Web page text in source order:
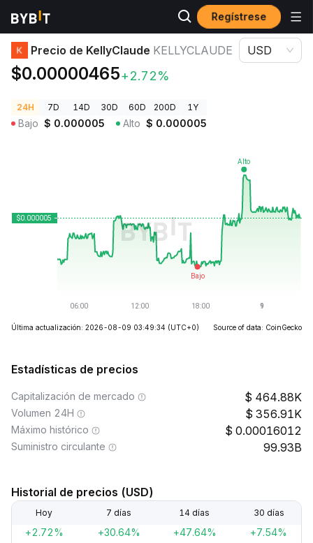
Regístrese
Precios de Criptomonedas Precio de KellyClaude KELLYCLAUDE
Precio de KellyClaude KELLYCLAUDE
$0.00000465+2.72%
USD
24H 7D 14D 30D 60D 200D 1Y
Bajo $ 0.000005 Alto $ 0.000005
Última actualización: 2026-08-09 03:49:34 (UTC+0) Source of data: CoinGecko
Estadísticas de precios
Capitalización de mercado 464.88K
Volumen 24H 356.91K
Máximo histórico 0.00016012
Suministro circulante 99.93B
Historial de precios (USD)
Hoy 7 días 14 días 30 días
+2.72% +30.64% +47.64% +7.54%